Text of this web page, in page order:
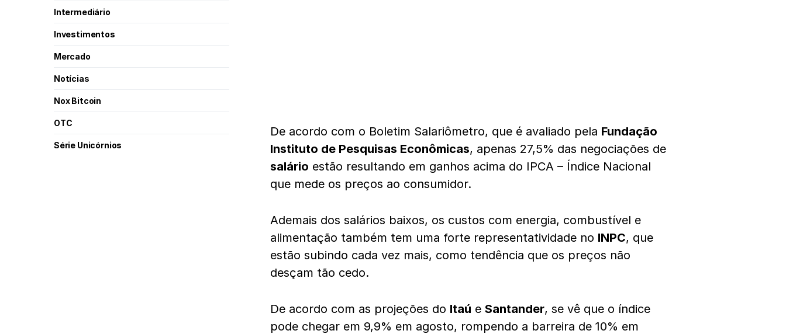
De acordo com o Boletim Salariômetro, que é avaliado pela Fundação
Instituto de Pesquisas Econômicas, apenas 27,5% das negociações de
salário estão resultando em ganhos acima do IPCA – Índice Nacional
que mede os preços ao consumidor.
Ademais dos salários baixos, os custos com energia, combustível e
alimentação também tem uma forte representatividade no INPC, que
estão subindo cada vez mais, como tendência que os preços não
desçam tão cedo.
De acordo com as projeções do Itaú e Santander, se vê que o índice
pode chegar em 9,9% em agosto, rompendo a barreira de 10% em
Intermediário
Investimentos
Mercado
Notícias
Nox Bitcoin
OTC
Série Unicórnios